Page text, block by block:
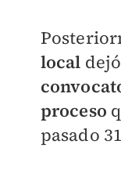
local
proceso
pasado